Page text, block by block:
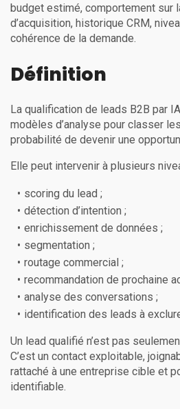
budget estimé, comportement sur
d’acquisition, historique CRM,
cohérence de la demande.
Définition
La qualification de leads B2B par
modèles d’analyse pour classer
probabilité de devenir une
Elle peut intervenir à plusieurs
scoring du lead ;
détection d’intention ;
enrichissement de données ;
segmentation ;
routage commercial ;
recommandation de prochaine
analyse des conversations ;
identification des leads à
Un lead qualifié n’est pas
C’est un contact exploitable,
rattaché à une entreprise cible et
identifiable.